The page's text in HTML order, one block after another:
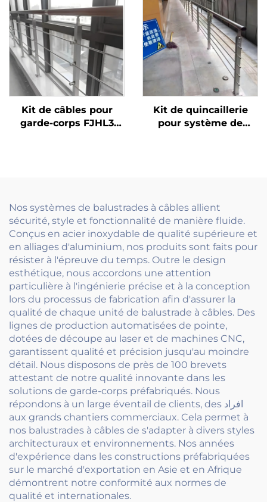
système de connexion
rapide, facile à
installer et à déplacer
moderne
Kit de câbles pour
garde-corps FJHL3
planchers
d'immeubles
Kit de quincaillerie
pour système de
tendeurs
Nos systèmes de balustrades à câbles allient
sécurité, style et fonctionnalité de manière fluide.
Conçus en acier inoxydable de qualité supérieure et
en alliages d'aluminium, nos produits sont faits pour
résister à l'épreuve du temps. Outre le design
esthétique, nous accordons une attention
particulière à l'ingénierie précise et à la conception
lors du processus de fabrication afin d'assurer la
qualité de chaque unité de balustrade à câbles. Des
lignes de production automatisées de pointe,
dotées de découpe au laser et de machines CNC,
garantissent qualité et précision jusqu'au moindre
détail. Nous disposons de près de 100 brevets
attestant de notre qualité innovante dans les
solutions de garde-corps préfabriqués. Nous
répondons à un large éventail de clients, des افراد
aux grands chantiers commerciaux. Cela permet à
nos balustrades à câbles de s'adapter à divers styles
architecturaux et environnements. Nos années
d'expérience dans les constructions préfabriquées
sur le marché d'exportation en Asie et en Afrique
démontrent notre conformité aux normes de
qualité et internationales.